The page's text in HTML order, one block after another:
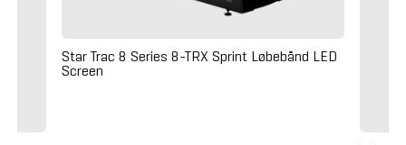
Star Trac 8 Series 8-TRX Sprint Løbebånd LED
Screen